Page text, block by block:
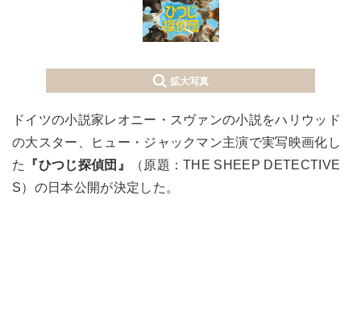
拡大写真
ドイツの小説家レオニー・スヴァンの小説をハリウッド
の大スター、ヒュー・ジャックマン主演で実写映画化し
た
『ひつじ探偵団』
（原題：THE SHEEP DETECTIVE
S）の日本公開が決定した。